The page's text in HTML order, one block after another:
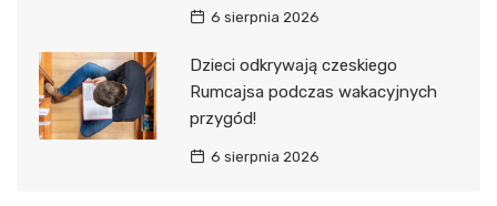
6 sierpnia 2026
Dzieci odkrywają czeskiego
Rumcajsa podczas wakacyjnych
przygód!
6 sierpnia 2026